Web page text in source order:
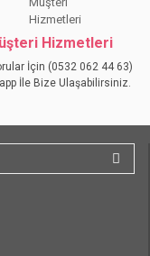
Hizmetleri
İçin (0532 062 44 63)
İle Bize Ulaşabilirsiniz.